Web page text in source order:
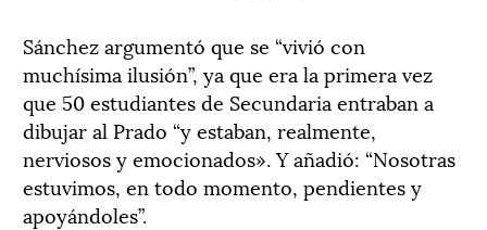
Sánchez argumentó que se “vivió con
muchísima ilusión”, ya que era la primera vez
que 50 estudiantes de Secundaria entraban a
dibujar al Prado “y estaban, realmente,
nerviosos y emocionados». Y añadió: “Nosotras
estuvimos, en todo momento, pendientes y
apoyándoles”.